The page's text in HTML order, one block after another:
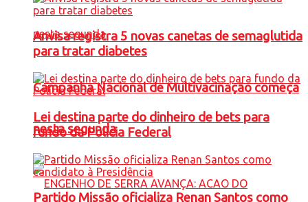
Campanha Nacional de Multivacinação começa
nesta segunda
Anvisa registra 5 novas canetas de semaglutida
para tratar diabetes
Lei destina parte do dinheiro de bets para
fundo da Polícia Federal
Partido Missão oficializa Renan Santos como